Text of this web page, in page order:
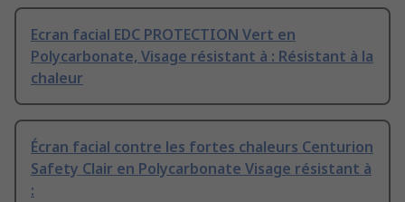
Ecran facial EDC PROTECTION Vert en
Polycarbonate, Visage résistant à : Résistant à la
chaleur
Écran facial contre les fortes chaleurs Centurion
Safety Clair en Polycarbonate Visage résistant à
: